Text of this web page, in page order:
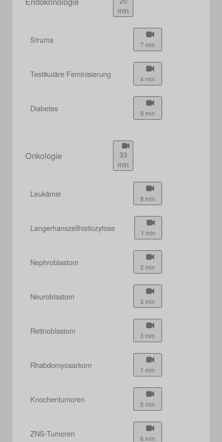
min
Struma 7 min
Testikuläre Feminisierung 4 min
Diabetes 9 min
Onkologie
33
min
Leukämie 8 min
Langerhanszellhistiozytose 1 min
Nephroblastom 2 min
Neuroblastom 3 min
Retinoblastom 3 min
Rhabdomyosarkom 1 min
Knochentumoren 5 min
ZNS-Tumoren 6 min